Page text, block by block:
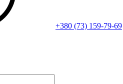
+380 (73) 159-79-69